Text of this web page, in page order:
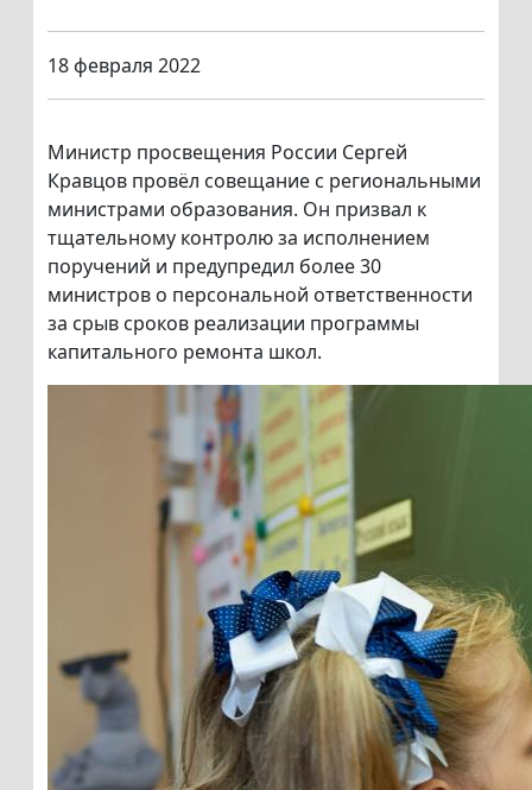
18 февраля 2022
Министр просвещения России Сергей
Кравцов провёл совещание с региональными
министрами образования. Он призвал к
тщательному контролю за исполнением
поручений и предупредил более 30
министров о персональной ответственности
за срыв сроков реализации программы
капитального ремонта школ.